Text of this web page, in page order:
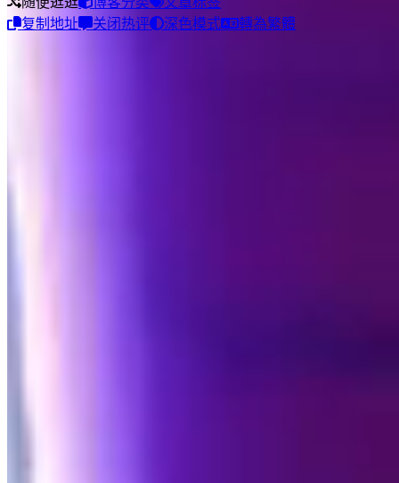
复制地址
关闭热评 深色模式 轉為繁體